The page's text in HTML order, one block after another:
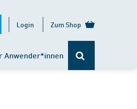
Login Zum Shop
Anwender*innen